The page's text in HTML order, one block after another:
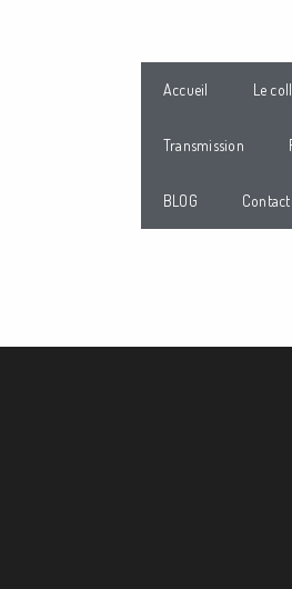
Accueil Le
Transmission
BLOG